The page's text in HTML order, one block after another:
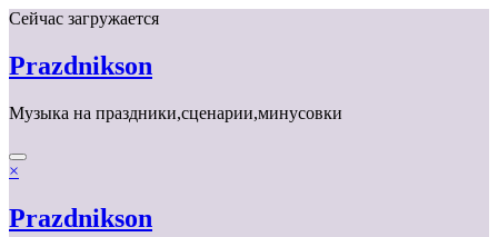
Перейти
содержимому
Сейчас загружается
Prazdnikson
Музыка на праздники,сценарии,минусовки
×
Prazdnikson